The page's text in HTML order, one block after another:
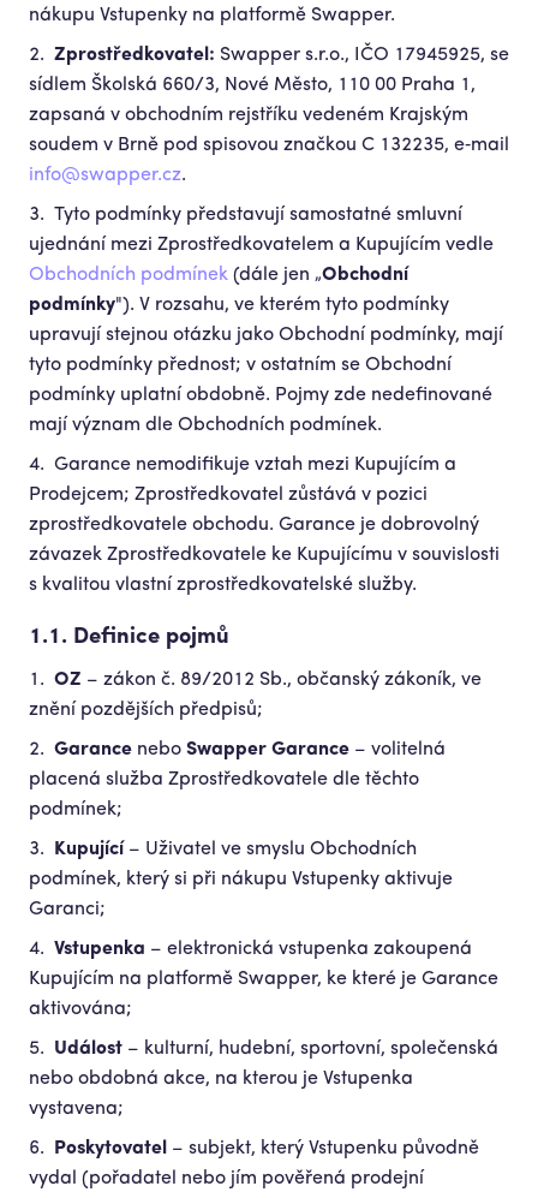
nákupu Vstupenky na platformě Swapper.
Zprostředkovatel: Swapper s.r.o., IČO 17945925, se
sídlem Školská 660/3, Nové Město, 110 00 Praha 1,
zapsaná v obchodním rejstříku vedeném Krajským
soudem v Brně pod spisovou značkou C 132235, e‑mail
info@swapper.cz.
Tyto podmínky představují samostatné smluvní
ujednání mezi Zprostředkovatelem a Kupujícím vedle
Obchodních podmínek (dále jen „Obchodní
podmínky"). V rozsahu, ve kterém tyto podmínky
upravují stejnou otázku jako Obchodní podmínky, mají
tyto podmínky přednost; v ostatním se Obchodní
podmínky uplatní obdobně. Pojmy zde nedefinované
mají význam dle Obchodních podmínek.
Garance nemodifikuje vztah mezi Kupujícím a
Prodejcem; Zprostředkovatel zůstává v pozici
zprostředkovatele obchodu. Garance je dobrovolný
závazek Zprostředkovatele ke Kupujícímu v souvislosti
s kvalitou vlastní zprostředkovatelské služby.
1.1. Definice pojmů
OZ – zákon č. 89/2012 Sb., občanský zákoník, ve
znění pozdějších předpisů;
Garance nebo Swapper Garance – volitelná
placená služba Zprostředkovatele dle těchto
podmínek;
Kupující – Uživatel ve smyslu Obchodních
podmínek, který si při nákupu Vstupenky aktivuje
Garanci;
Vstupenka – elektronická vstupenka zakoupená
Kupujícím na platformě Swapper, ke které je Garance
aktivována;
Událost – kulturní, hudební, sportovní, společenská
nebo obdobná akce, na kterou je Vstupenka
vystavena;
Poskytovatel – subjekt, který Vstupenku původně
vydal (pořadatel nebo jím pověřená prodejní